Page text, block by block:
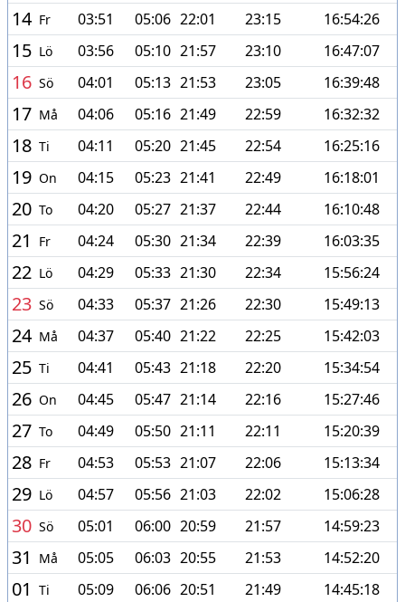
14 Fr 03:51 05:06 22:01 23:15 16:54:26
15 Lö 03:56 05:10 21:57 23:10 16:47:07
16 Sö 04:01 05:13 21:53 23:05 16:39:48
17 Må 04:06 05:16 21:49 22:59 16:32:32
18 Ti 04:11 05:20 21:45 22:54 16:25:16
19 On 04:15 05:23 21:41 22:49 16:18:01
20 To 04:20 05:27 21:37 22:44 16:10:48
21 Fr 04:24 05:30 21:34 22:39 16:03:35
22 Lö 04:29 05:33 21:30 22:34 15:56:24
23 Sö 04:33 05:37 21:26 22:30 15:49:13
24 Må 04:37 05:40 21:22 22:25 15:42:03
25 Ti 04:41 05:43 21:18 22:20 15:34:54
26 On 04:45 05:47 21:14 22:16 15:27:46
27 To 04:49 05:50 21:11 22:11 15:20:39
28 Fr 04:53 05:53 21:07 22:06 15:13:34
29 Lö 04:57 05:56 21:03 22:02 15:06:28
30 Sö 05:01 06:00 20:59 21:57 14:59:23
31 Må 05:05 06:03 20:55 21:53 14:52:20
01 Ti 05:09 06:06 20:51 21:49 14:45:18